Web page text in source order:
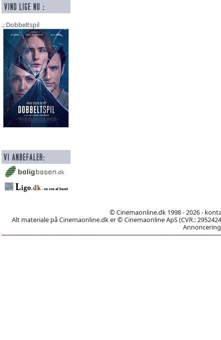
Dobbeltspil
© Cinemaonline.dk 1998 - 2026 -
Alt materiale på Cinemaonline.dk er © Cinemaonline ApS (CVR.: